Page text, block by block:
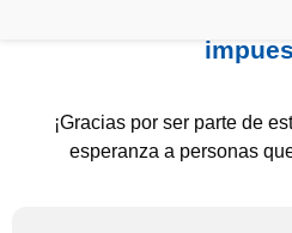
¡Gracias por ser parte de
esperanza a personas